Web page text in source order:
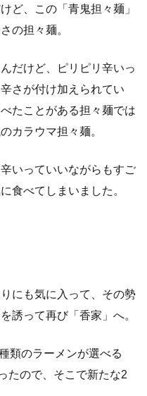
ど、この「青鬼担々麺」
の担々麺。
だけど、ピリピリ辛いっ
さが付け加えられてい
たことがある担々麺では
カラウマ担々麺。
いっていいながらもすご
食べてしまいました。
にも気に入って、その勢
誘って再び「香家」へ。
類のラーメンが選べる
たので、そこで新たな2